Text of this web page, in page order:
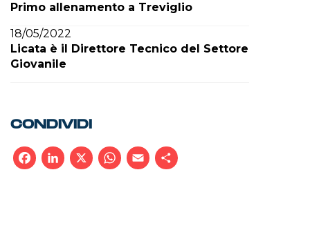
Primo allenamento a Treviglio
18/05/2022
Licata è il Direttore Tecnico del Settore
Giovanile
CONDIVIDI